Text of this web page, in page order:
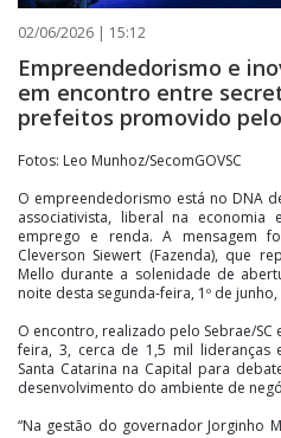
02/06/2026 | 15:12
Empreendedorismo e
em encontro entre
prefeitos promovido
Fotos: Leo Munhoz/SecomGOVSC
O empreendedorismo está no DNA
associativista, liberal na
emprego e renda. A mensagem
Cleverson Siewert (Fazenda), que
Mello durante a solenidade de
noite desta segunda-feira, 1º de
O encontro, realizado pelo Sebrae/
feira, 3, cerca de 1,5 mil lideranças
Santa Catarina na Capital para
desenvolvimento do ambiente de
“Na gestão do governador Jorginho